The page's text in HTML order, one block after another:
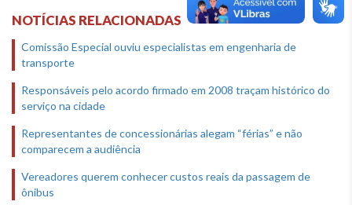
NOTÍCIAS RELACIONADAS
Comissão Especial ouviu especialistas em engenharia de
transporte
Responsáveis pelo acordo firmado em 2008 traçam histórico do
serviço na cidade
Representantes de concessionárias alegam “férias” e não
comparecem a audiência
Vereadores querem conhecer custos reais da passagem de
ônibus